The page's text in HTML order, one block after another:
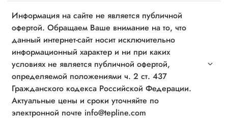
Информация на сайте не является публичной
офертой. Обращаем Ваше внимание на то, что
данный интернет-сайт носит исключительно
информационный характер и ни при каких
условиях не является публичной офертой,
определяемой положениями ч. 2 ст. 437
Гражданского кодекса Российской Федерации.
Актуальные цены и сроки уточняйте по
электронной почте info@tepline.com